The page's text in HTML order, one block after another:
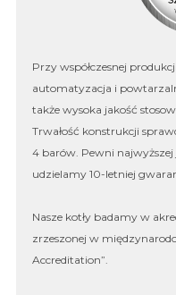
Przy współczesnej
automatyzacja i
także wysoka jakość
Trwałość konstrukcji
4 barów. Pewni
udzielamy 10-letniej
Nasze kotły badamy w
zrzeszonej w
Accreditation”.